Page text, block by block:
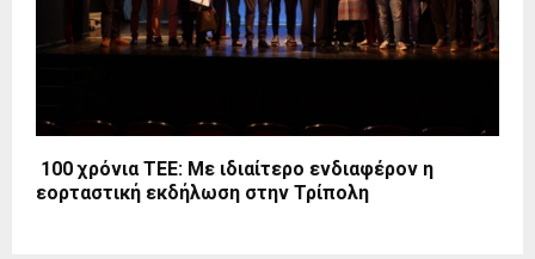
100 χρόνια ΤΕΕ: Με ιδιαίτερο ενδιαφέρον η
εορταστική εκδήλωση στην Τρίπολη